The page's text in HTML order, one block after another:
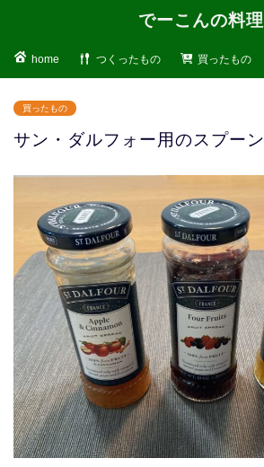
でーこんの料理
home つくったもの 買ったもの
買ったもの
サン・ダルフォー用のスプーン